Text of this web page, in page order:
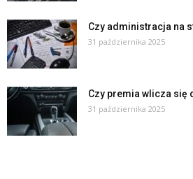
Czy administracja na
31 października 2025
Czy premia wlicza się
31 października 2025